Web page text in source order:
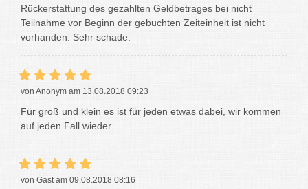
Rückerstattung des gezahlten Geldbetrages bei nicht
Teilnahme vor Beginn der gebuchten Zeiteinheit ist nicht
vorhanden. Sehr schade.
von Anonym am 13.08.2018 09:23
Für groß und klein es ist für jeden etwas dabei, wir kommen
auf jeden Fall wieder.
von Gast am 09.08.2018 08:16